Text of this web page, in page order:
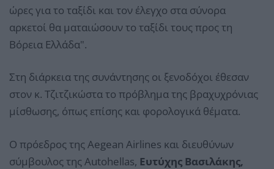
ώρες για το ταξίδι και τον έλεγχο στα σύνορα
αρκετοί θα ματαιώσουν το ταξίδι τους προς τη
Βόρεια Ελλάδα".
Στη διάρκεια της συνάντησης οι ξενοδόχοι έθεσαν
στον κ. Τζιτζικώστα το πρόβλημα της βραχυχρόνιας
μίσθωσης, όπως επίσης και φορολογικά θέματα.
Ο πρόεδρος της Aegean Airlines και διευθύνων
σύμβουλος της Autohellas, Ευτύχης Βασιλάκης,